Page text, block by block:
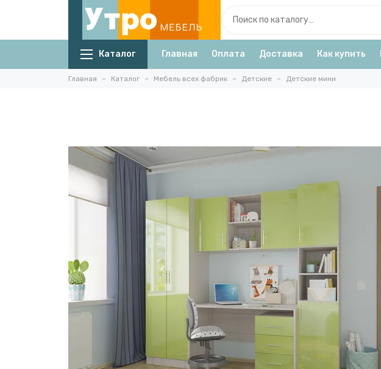
Каталог Главная Оплата Доставка Как купить
Главная Каталог Мебель всех фабрик Детские Детские мини